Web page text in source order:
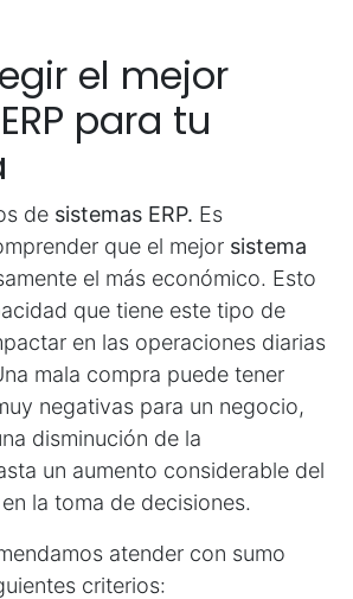
el mejor
para tu
de sistemas ERP. Es
que el mejor sistema
el más económico. Esto
que tiene este tipo de
en las operaciones diarias
mala compra puede tener
negativas para un negocio,
disminución de la
un aumento considerable del
la toma de decisiones.
atender con sumo
criterios: